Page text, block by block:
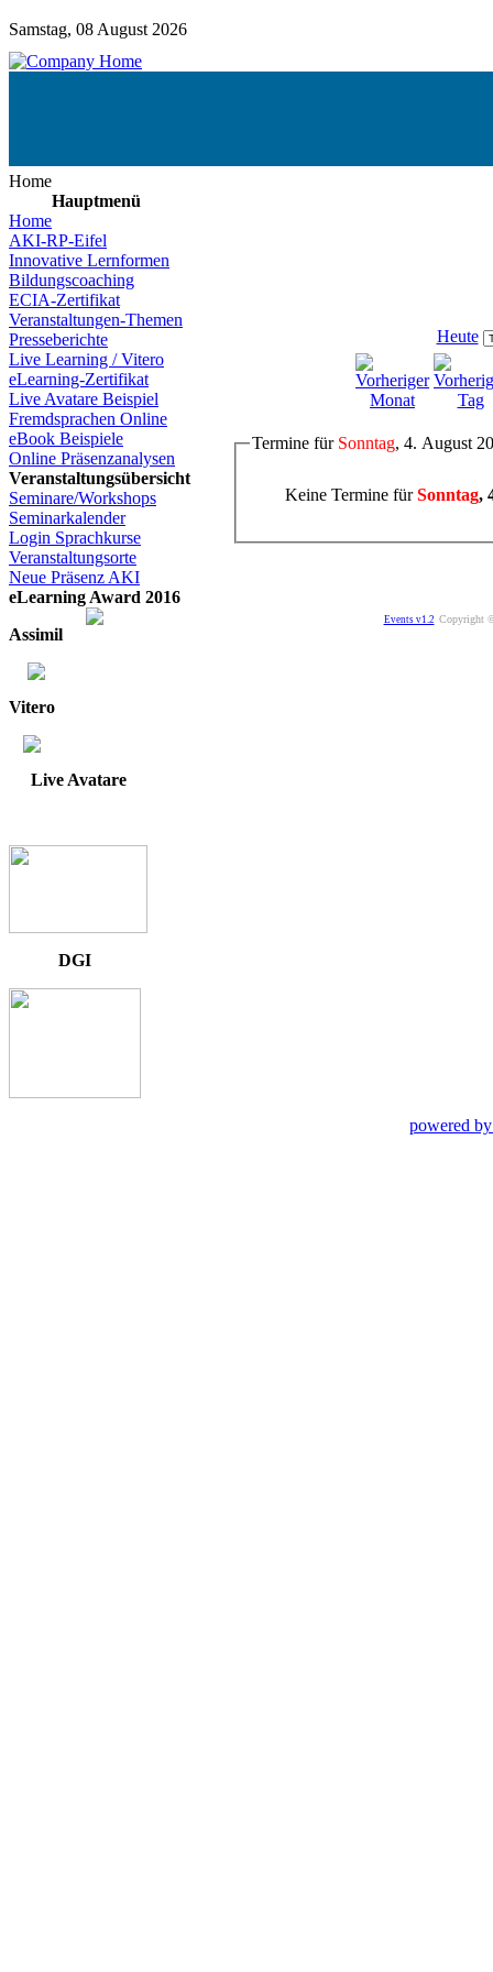
Samstag, 08 August 2026
Home
Hauptmenü
Home
AKI-RP-Eifel
Innovative Lernformen
Bildungscoaching
ECIA-Zertifikat
Veranstaltungen-Themen
Presseberichte
Live Learning / Vitero
eLearning-Zertifikat
Live Avatare Beispiel
Fremdsprachen Online
eBook Beispiele
Online Präsenzanalysen
Veranstaltungsübersicht
Seminare/Workshops
Seminarkalender
Login Sprachkurse
Veranstaltungsorte
Neue Präsenz AKI
eLearning Award 2016
Assimil
Vitero
Live Avatare
DGI
Heute
Termine für Sonntag, 4. August
Keine Termine fürSonntag,
Events v1.2 Copyright
powered